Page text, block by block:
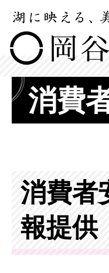
消費
消費者
報提供